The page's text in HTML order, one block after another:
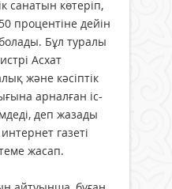
санатын көтеріп,
процентіне дейін
Бұл туралы
Асхат
және кәсіптік
арналған іс-
деп жазады
газеті
жасап.